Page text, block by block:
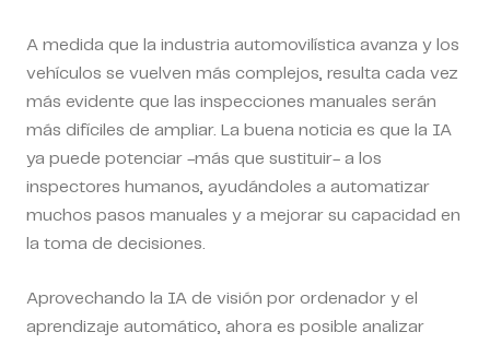
A medida que la industria automovilística avanza y los
vehículos se vuelven más complejos, resulta cada vez
más evidente que las inspecciones manuales serán
más difíciles de ampliar. La buena noticia es que la IA
ya puede potenciar -más que sustituir- a los
inspectores humanos, ayudándoles a automatizar
muchos pasos manuales y a mejorar su capacidad en
la toma de decisiones.
Aprovechando la IA de visión por ordenador y el
aprendizaje automático, ahora es posible analizar